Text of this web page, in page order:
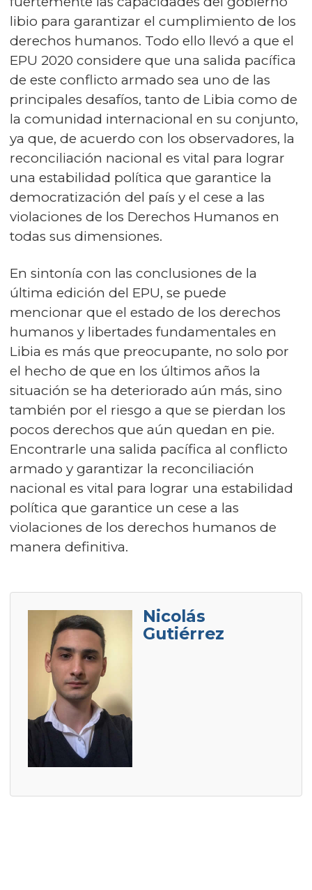
libio para garantizar el cumplimiento de los
derechos humanos. Todo ello llevó a que el
EPU 2020 considere que una salida pacífica
de este conflicto armado sea uno de las
principales desafíos, tanto de Libia como de
la comunidad internacional en su conjunto,
ya que, de acuerdo con los observadores, la
reconciliación nacional es vital para lograr
una estabilidad política que garantice la
democratización del país y el cese a las
violaciones de los Derechos Humanos en
todas sus dimensiones.
En sintonía con las conclusiones de la
última edición del EPU, se puede
mencionar que el estado de los derechos
humanos y libertades fundamentales en
Libia es más que preocupante, no solo por
el hecho de que en los últimos años la
situación se ha deteriorado aún más, sino
también por el riesgo a que se pierdan los
pocos derechos que aún quedan en pie.
Encontrarle una salida pacífica al conflicto
armado y garantizar la reconciliación
nacional es vital para lograr una estabilidad
política que garantice un cese a las
violaciones de los derechos humanos de
manera definitiva.
Nicolás
Gutiérrez